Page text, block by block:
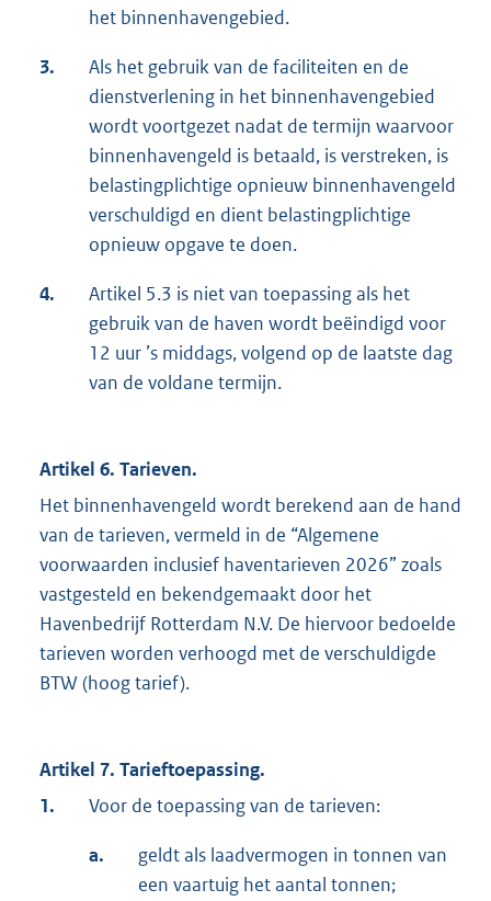
het binnenhavengebied.
3.
Als het gebruik van de faciliteiten en de
dienstverlening in het binnenhavengebied
wordt voortgezet nadat de termijn waarvoor
binnenhavengeld is betaald, is verstreken, is
belastingplichtige opnieuw binnenhavengeld
verschuldigd en dient belastingplichtige
opnieuw opgave te doen.
4.
Artikel 5.3 is niet van toepassing als het
gebruik van de haven wordt beëindigd voor
12 uur ’s middags, volgend op de laatste dag
van de voldane termijn.
Artikel 6. Tarieven.
Het binnenhavengeld wordt berekend aan de hand
van de tarieven, vermeld in de “Algemene
voorwaarden inclusief haventarieven 2026” zoals
vastgesteld en bekendgemaakt door het
Havenbedrijf Rotterdam N.V. De hiervoor bedoelde
tarieven worden verhoogd met de verschuldigde
BTW (hoog tarief).
Artikel 7. Tarieftoepassing.
1.
Voor de toepassing van de tarieven:
a.
geldt als laadvermogen in tonnen van
een vaartuig het aantal tonnen;